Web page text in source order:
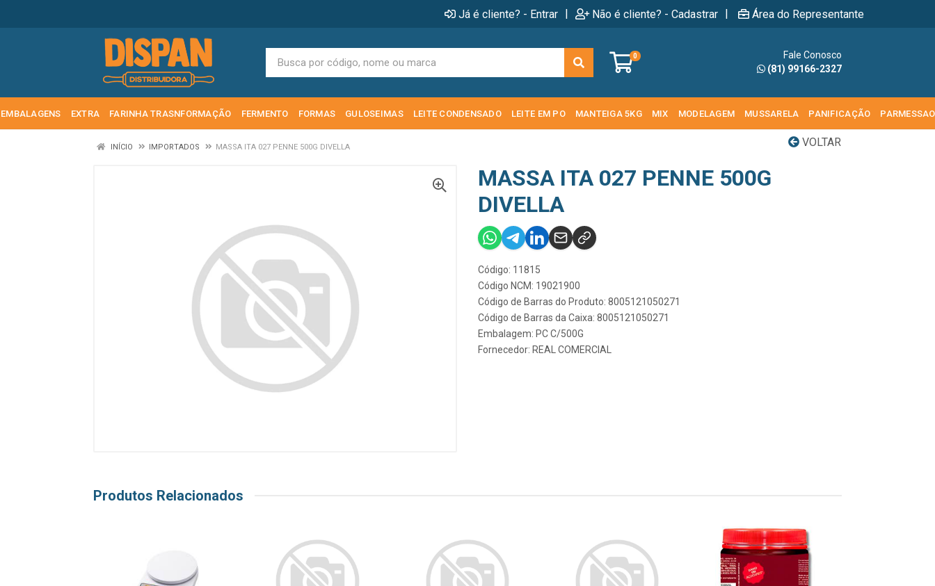
Já é cliente? - Entrar | Não é cliente? - Cadastrar | Área do Representante
0
Fale Conosco
(81) 99166-2327
EMBALAGENS EXTRA FARINHA TRASNFORMAÇÃO FERMENTO FORMAS GULOSEIMAS LEITE CONDENSADO LEITE EM PO MANTEIGA 5KG MIX MODELAGEM MUSSARELA PANIFICAÇÃO PARMESSAO
VOLTAR
INÍCIO IMPORTADOS MASSA ITA 027 PENNE 500G DIVELLA
MASSA ITA 027 PENNE 500G
DIVELLA
Código: 11815
Código NCM: 19021900
Código de Barras do Produto: 8005121050271
Código de Barras da Caixa: 8005121050271
Embalagem: PC C/500G
Fornecedor: REAL COMERCIAL
Produtos Relacionados